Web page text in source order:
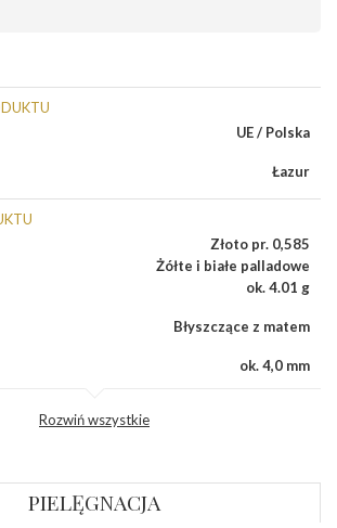
UE / Polska
Łazur
Złoto pr. 0,585
Żółte i białe palladowe
ok. 4.01 g
Błyszczące z matem
ok. 4,0 mm
Rozwiń wszystkie
PIELĘGNACJA